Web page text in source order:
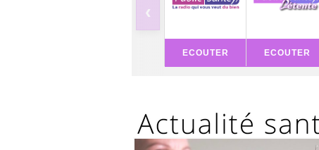
‹
ECOUTER ECOUTER